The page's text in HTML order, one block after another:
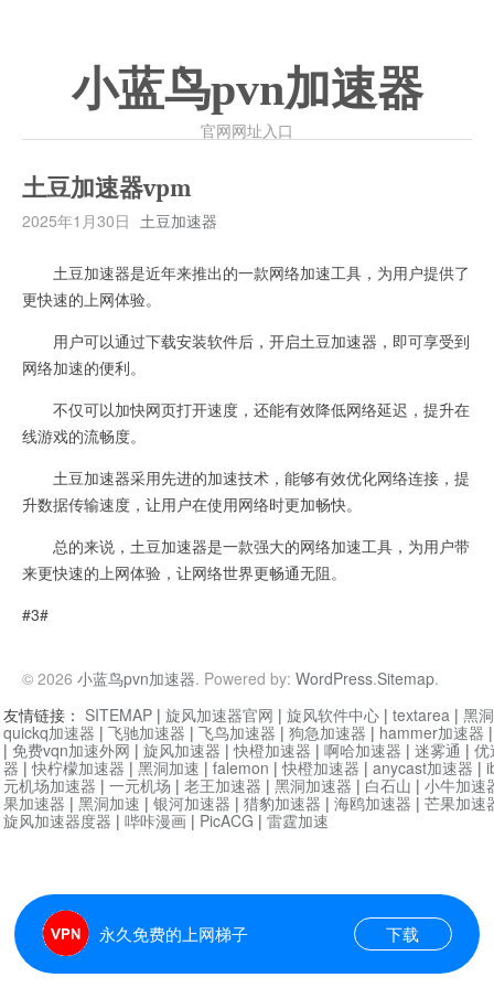
小蓝鸟pvn加速器
官网网址入口
土豆加速器vpm
2025年1月30日 土豆加速器
土豆加速器是近年来推出的一款网络加速工具，为用户提供了
更快速的上网体验。
用户可以通过下载安装软件后，开启土豆加速器，即可享受到
网络加速的便利。
不仅可以加快网页打开速度，还能有效降低网络延迟，提升在
线游戏的流畅度。
土豆加速器采用先进的加速技术，能够有效优化网络连接，提
升数据传输速度，让用户在使用网络时更加畅快。
总的来说，土豆加速器是一款强大的网络加速工具，为用户带
来更快速的上网体验，让网络世界更畅通无阻。
#3#
© 2026 小蓝鸟pvn加速器. Powered by: WordPress.Sitemap.
永久免费的上网梯子 下载
友情链接： SITEMAP | 旋风加速器官网 | 旋风软件中心 | textarea | 黑
quickq加速器 | 飞驰加速器 | 飞鸟加速器 | 狗急加速器 | hammer加速器
| 免费vqn加速外网 | 旋风加速器 |快橙加速器 | 啊哈加速器 | 迷雾通 | 优
器 |快柠檬加速器 | 黑洞加速 | falemon |快橙加速器 | anycast加速器 |
元机场加速器 | 一元机场 | 老王加速器 | 黑洞加速器 | 白石山 | 小牛加速
果加速器 | 黑洞加速 | 银河加速器 | 猎豹加速器 | 海鸥加速器 | 芒果加速
旋风加速器度器 | 哔咔漫画 | PicACG | 雷霆加速